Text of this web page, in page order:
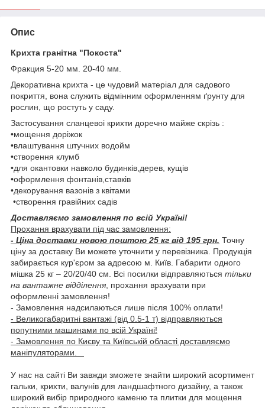
Опис
Крихта гранітна "Покоста"
Фракция 5-20 мм. 20-40 мм.
Декоративна крихта - це чудовий матеріал для садового
покриття, вона служить відмінним оформленням ґрунту для
рослин, що ростуть у саду.
Застосування сланцевоі крихти доречно майже скрізь :
•мощення доріжок
•влаштування штучних водойм
•створення клумб
•для окантовки навколо будинків,дерев, кущів
•оформлення фонтанів,ставків
•декорування вазонів з квітами
•створення гравійних садів
Доставляємо замовлення по всій Україні!
Прохання врахувати під час замовлення:
- Ціна доставки новою поштою 25 кг від 195 грн. Точну
ціну за доставку Ви можете уточнити у перевізника. Продукція
забирається кур'єром за адресою м. Київ. Габарити одного
мішка 25 кг – 20/20/40 см.
Всі посилки відправляються тільки
на вантажне відділення , прохання врахувати при
оформленні замовлення!
- Замовлення надсилаються лише після 100% оплати!
- Великогабаритні вантажі (від 0.5-1 т) відправляються
попутними машинами по всій Україні!
- Замовлення по Києву та Київській області доставляємо
маніпуляторами.
У нас на сайті Ви завжди зможете знайти широкий асортимент
гальки, крихти, валунів для ландшафтного дизайну, а також
широкий вибір природного каменю та плитки для мощення